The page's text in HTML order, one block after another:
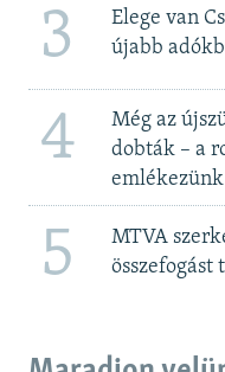
3
Elege van
újabb
4
Még az
dobták – a
emlékezünk
5
MTVA
összefogást